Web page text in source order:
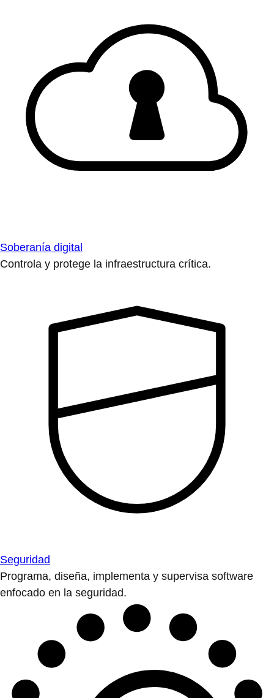
Soberanía digital
Controla y protege la infraestructura crítica.
Seguridad
Programa, diseña, implementa y supervisa software
enfocado en la seguridad.